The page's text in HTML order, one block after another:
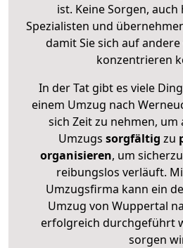
ist. Keine Sorgen,
Spezialisten und
damit Sie sich auf
konzentrieren
In der Tat gibt es viele
einem Umzug nach
sich Zeit zu nehmen, um
Umzugs sorgfältig zu
organisieren, um
reibungslos verläuft.
Umzugsfirma kann ein
Umzug von Wuppertal
erfolgreich durchgeführt
sorgen